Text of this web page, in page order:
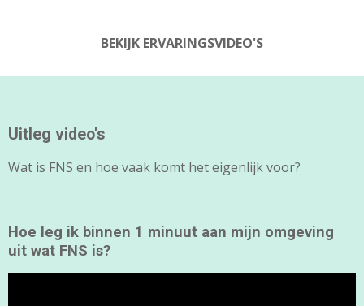
BEKIJK ERVARINGSVIDEO'S
Uitleg video's
Wat is FNS en hoe vaak komt het eigenlijk voor?
Hoe leg ik binnen 1 minuut aan mijn omgeving
uit wat FNS is?